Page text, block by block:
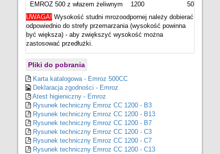
EMROZ 500 z włazem żeliwnym 1200
500
UWAGA! Wysokość studni mrozoodpornej należy dobierać
odpowiednio do strefy przemarzania (wysokość powinna
być większa) - aby zwiększyć wysokość można
zastosować przedłużki.
Pliki do pobrania
Karta katalogowa - Emroz 500CC
Deklaracja zgodności - Emroz
Atest higieniczny - Emroz
Rysunek techniczny Emroz CC 1200 - B3
Rysunek techniczny Emroz CC 1200 - B13
Rysunek techniczny Emroz CC 1200 - B7
Rysunek techniczny Emroz CC 1200 - C3
Rysunek techniczny Emroz CC 1200 - C7
Rysunek techniczny Emroz CC 1200 - C13